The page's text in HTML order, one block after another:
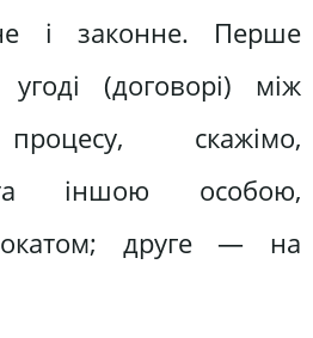
і законне. Перше
угоді (договорі) між
скажімо,
іншою особою,
друге — на